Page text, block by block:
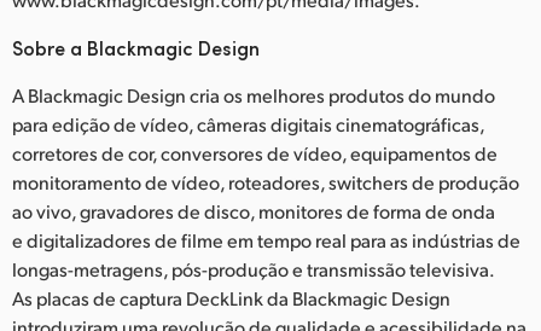
Sobre a Blackmagic Design
A Blackmagic Design cria os melhores produtos do mundo
para edição de vídeo, câmeras digitais cinematográficas,
corretores de cor, conversores de vídeo, equipamentos de
monitoramento de vídeo, roteadores, switchers de produção
ao vivo, gravadores de disco, monitores de forma de onda
e digitalizadores de filme em tempo real para as indústrias de
longas-metragens, pós-produção e transmissão televisiva.
As placas de captura DeckLink da Blackmagic Design